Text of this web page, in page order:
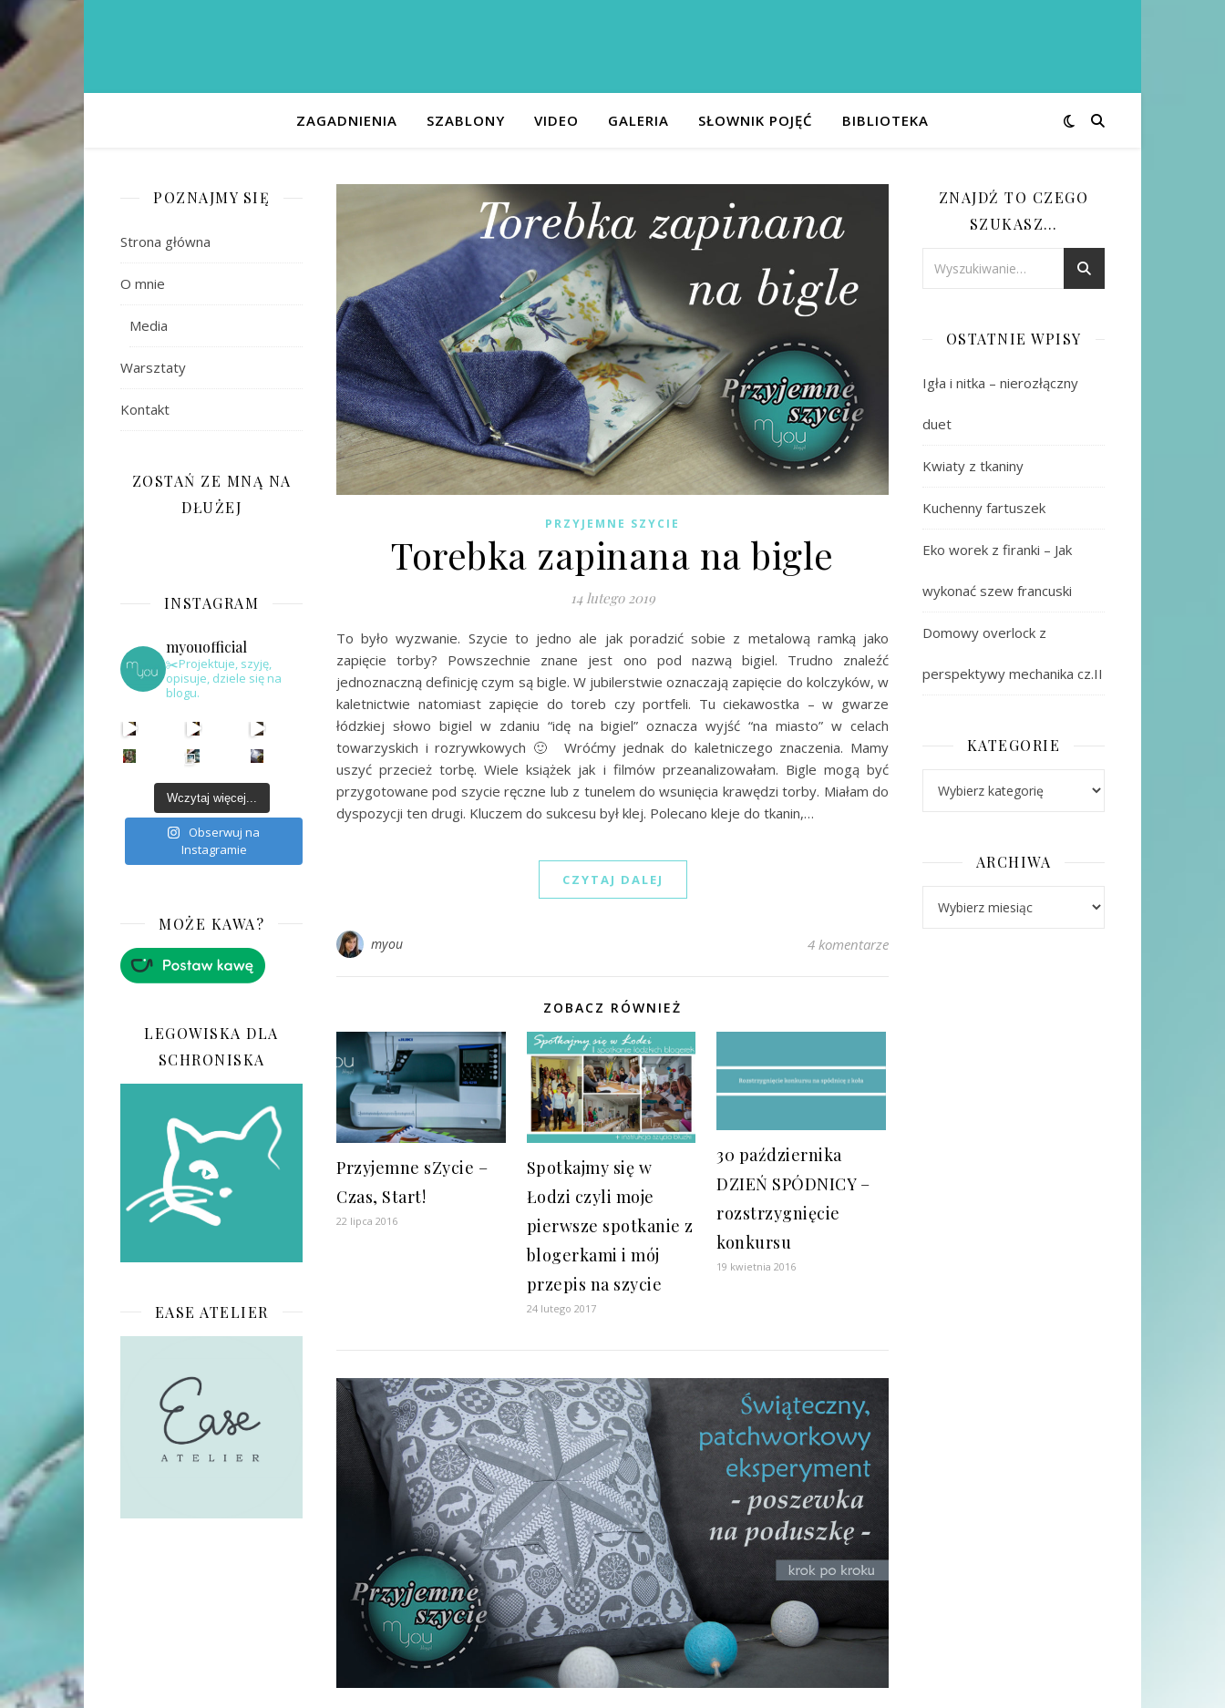
ZAGADNIENIA SZABLONY VIDEO GALERIA SŁOWNIK POJĘĆ BIBLIOTEKA
POZNAJMY SIĘ
Strona główna
O mnie
Media
Warsztaty
Kontakt
ZOSTAŃ ZE MNĄ NA
DŁUŻEJ
INSTAGRAM
myouofficial
✂️Projektuje, szyję,
opisuje, dziele się na
blogu.
Wczytaj więcej...
Obserwuj na
Instagramie
MOŻE KAWA?
LEGOWISKA DLA
SCHRONISKA
EASE ATELIER
PRZYJEMNE SZYCIE
Torebka zapinana na bigle
14 lutego 2019
To było wyzwanie. Szycie to jedno ale jak poradzić sobie z metalową ramką jako
zapięcie torby? Powszechnie znane jest ono pod nazwą bigiel. Trudno znaleźć
jednoznaczną definicję czym są bigle. W jubilerstwie oznaczają zapięcie do kolczyków, w
kaletnictwie natomiast zapięcie do toreb czy portfeli. Tu ciekawostka – w gwarze
łódzkiej słowo bigiel w zdaniu “idę na bigiel” oznacza wyjść “na miasto” w celach
towarzyskich i rozrywkowych 🙂 Wróćmy jednak do kaletniczego znaczenia. Mamy
uszyć przecież torbę. Wiele książek jak i filmów przeanalizowałam. Bigle mogą być
przygotowane pod szycie ręczne lub z tunelem do wsunięcia krawędzi torby. Miałam do
dyspozycji ten drugi. Kluczem do sukcesu był klej. Polecano kleje do tkanin,…
CZYTAJ DALEJ
myou 4 komentarze
ZOBACZ RÓWNIEŻ
Przyjemne sZycie –
Czas, Start!
22 lipca 2016
Spotkajmy się w
Łodzi czyli moje
pierwsze spotkanie z
blogerkami i mój
przepis na szycie
24 lutego 2017
30 października
DZIEŃ SPÓDNICY –
rozstrzygnięcie
konkursu
19 kwietnia 2016
ZNAJDŹ TO CZEGO
SZUKASZ…
OSTATNIE WPISY
Igła i nitka – nierozłączny
duet
Kwiaty z tkaniny
Kuchenny fartuszek
Eko worek z firanki – Jak
wykonać szew francuski
Domowy overlock z
perspektywy mechanika cz.II
KATEGORIE
ARCHIWA